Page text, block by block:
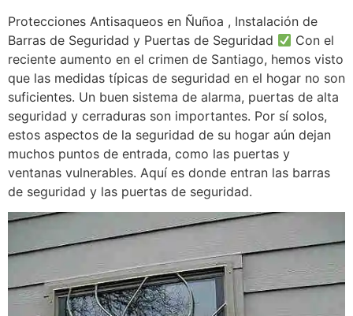
Protecciones Antisaqueos en Ñuñoa , Instalación de
Barras de Seguridad y Puertas de Seguridad
Con el
reciente aumento en el crimen de Santiago, hemos visto
que las medidas típicas de seguridad en el hogar no son
suficientes. Un buen sistema de alarma, puertas de alta
seguridad y cerraduras son importantes. Por sí solos,
estos aspectos de la seguridad de su hogar aún dejan
muchos puntos de entrada, como las puertas y
ventanas vulnerables. Aquí es donde entran las barras
de seguridad y las puertas de seguridad.